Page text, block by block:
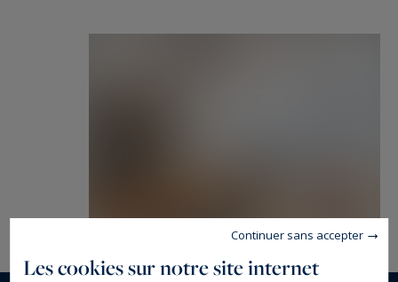
Les cookies sur notre site internet
Continuer sans accepter